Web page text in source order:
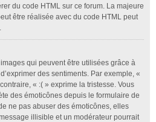
du code HTML sur ce forum. La majeure
être réalisée avec du code HTML peut
qui peuvent être utilisées grâce à
des sentiments. Par exemple, «
« :( » exprime la tristesse. Vous
des émoticônes depuis le formulaire de
ne pas abuser des émoticônes, elles
illisible et un modérateur pourrait